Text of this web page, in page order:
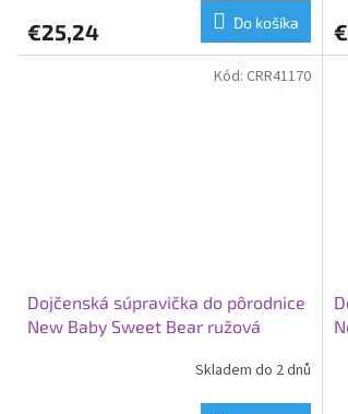
€25,24 Do košíka
Dojčenská súpravička do pôrodnice
New Baby Sweet Bear ružová
Skladem do 2 dnů
Kód: CRR41170